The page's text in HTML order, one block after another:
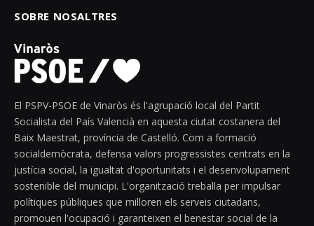
SOBRE NOSALTRES
El PSPV-PSOE de Vinaròs és l'agrupació local del Partit
Socialista del País Valencià en aquesta ciutat costanera del
Baix Maestrat, província de Castelló. Com a formació
socialdemòcrata, defensa valors progressistes centrats en la
justícia social, la igualtat d'oportunitats i el desenvolupament
sostenible del municipi. L'organització treballa per impulsar
polítiques públiques que milloren els serveis ciutadans,
promouen l'ocupació i garanteixen el benestar social de la